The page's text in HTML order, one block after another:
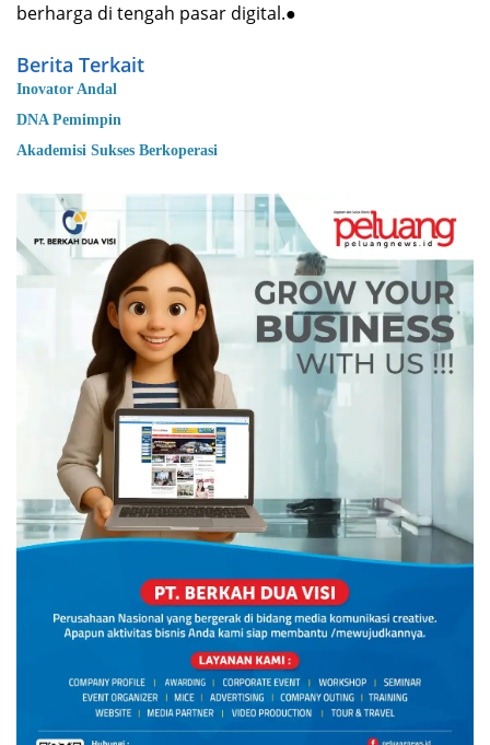
berharga di tengah pasar digital.●
Berita Terkait
Inovator Andal
DNA Pemimpin
Akademisi Sukses Berkoperasi